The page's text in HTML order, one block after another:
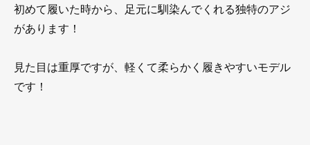
初めて履いた時から、足元に馴染んでくれる独特のアジ
があります！
見た目は重厚ですが、軽くて柔らかく履きやすいモデル
です！